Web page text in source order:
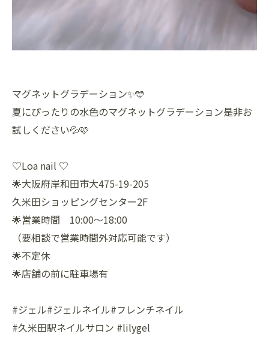
マグネットグラデーション✨🩵
夏にぴったりの水色のマグネットグラデーション是非お
試しください💦🩷
♡Loa nail ♡
🌟大阪府岸和田市大475-19-205
久米田ショッピングセンター2F
🌟営業時間 10:00〜18:00
（要相談で営業時間外対応可能です）
🌟不定休
🌟店舗の前に駐車場有
#ジェル#ジェルネイル#フレンチネイル
#久米田駅ネイルサロン #lilygel